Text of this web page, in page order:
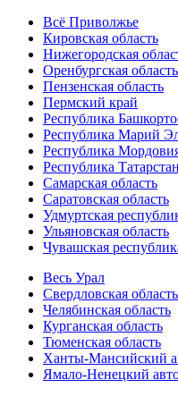
Всё Приволжье
Кировская область
Нижегородская
Оренбургская область
Пензенская область
Пермский край
Республика
Республика Марий
Республика
Республика Татарстан
Самарская область
Саратовская область
Удмуртская
Ульяновская область
Чувашская
Весь Урал
Свердловская область
Челябинская область
Курганская область
Тюменская область
Ханты-Мансийский
Ямало-Ненецкий